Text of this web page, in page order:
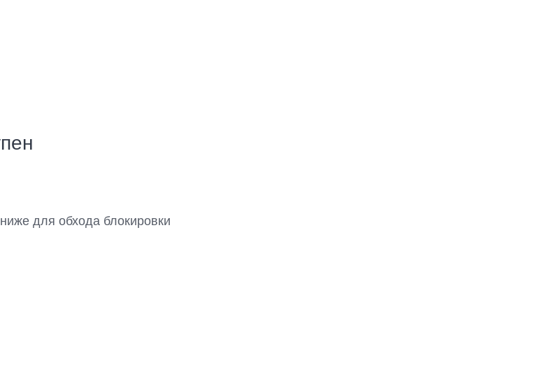
для обхода блокировки